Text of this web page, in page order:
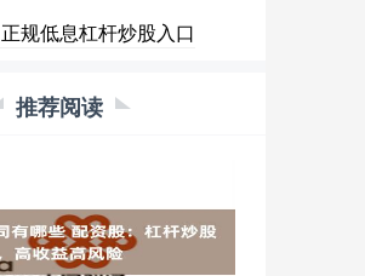
规低息杠杆炒股入口
推荐阅读